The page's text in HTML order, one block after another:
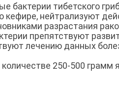
бактерии тибетского
кефире, нейтрализуют
разрастания
препятствуют
лечению данных
250-500 грамм